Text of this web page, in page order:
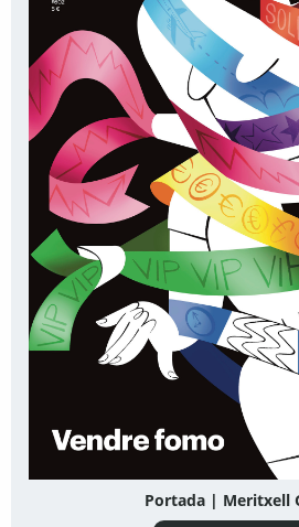
Portada | Meritxell